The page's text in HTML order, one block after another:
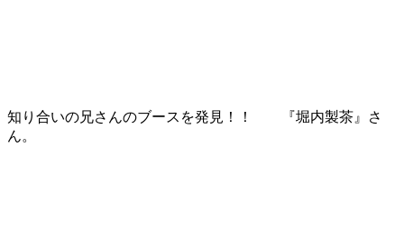
知り合いの兄さんのブースを発見！！ 『堀内製茶』さ
ん。